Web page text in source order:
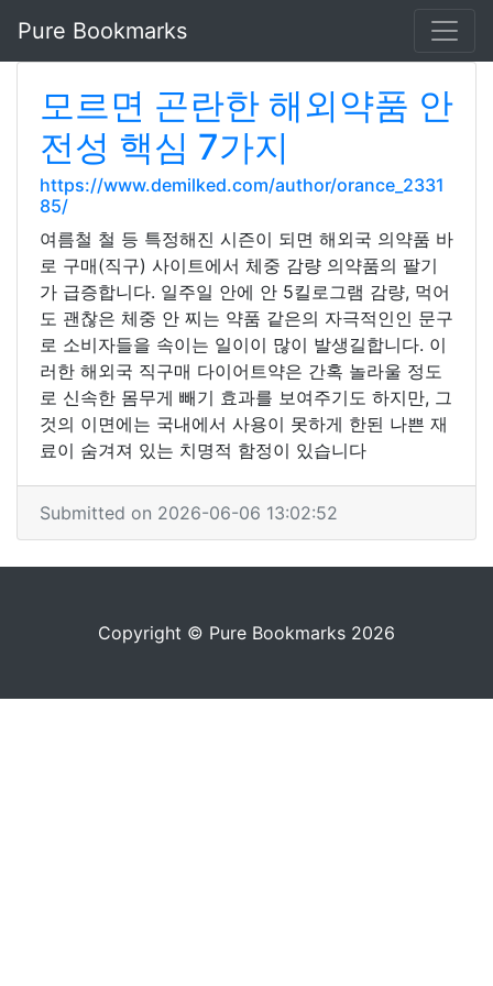
Pure Bookmarks
모르면 곤란한 해외약품 안
전성 핵심 7가지
https://www.demilked.com/author/orance_2331
85/
여름철 철 등 특정해진 시즌이 되면 해외국 의약품 바
로 구매(직구) 사이트에서 체중 감량 의약품의 팔기
가 급증합니다. 일주일 안에 안 5킬로그램 감량, 먹어
도 괜찮은 체중 안 찌는 약품 같은의 자극적인인 문구
로 소비자들을 속이는 일이이 많이 발생길합니다. 이
러한 해외국 직구매 다이어트약은 간혹 놀라울 정도
로 신속한 몸무게 빼기 효과를 보여주기도 하지만, 그
것의 이면에는 국내에서 사용이 못하게 한된 나쁜 재
료이 숨겨져 있는 치명적 함정이 있습니다
Submitted on 2026-06-06 13:02:52
Copyright © Pure Bookmarks 2026